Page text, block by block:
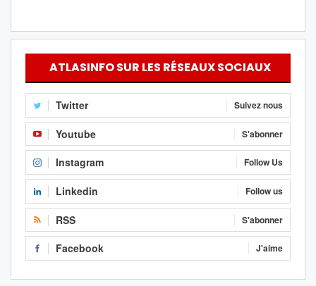
ATLASINFO SUR LES RÉSEAUX SOCIAUX
Twitter Suivez nous
Youtube S'abonner
Instagram Follow Us
Linkedin Follow us
RSS S'abonner
Facebook J'aime